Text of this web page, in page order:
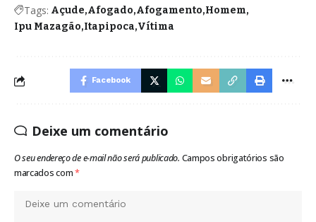
Tags: Açude Afogado Afogamento Homem
Ipu Mazagão Itapipoca Vítima
Facebook
Deixe um comentário
O seu endereço de e-mail não será publicado. Campos obrigatórios são
marcados com*